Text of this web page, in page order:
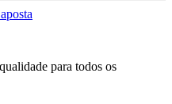
para todos os